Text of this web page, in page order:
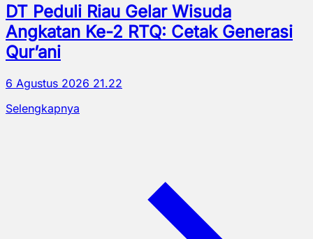
DT Peduli Riau Gelar Wisuda
Angkatan Ke-2 RTQ: Cetak Generasi
Qur’ani
6 Agustus 2026 21.22
Selengkapnya